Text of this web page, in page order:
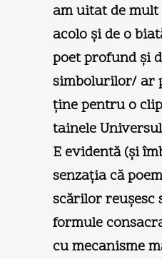
am uitat de
acolo şi de o
poet profund şi
simbolurilor/ ar
ţine pentru o
tainele
E evidentă (şi
senzaţia că
scărilor reuşesc
formule
cu mecanisme